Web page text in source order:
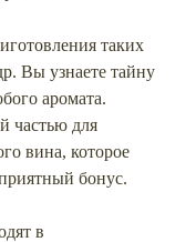
таких
Вы узнаете тайну
аромата.
частью для
вина, которое
бонус.
в